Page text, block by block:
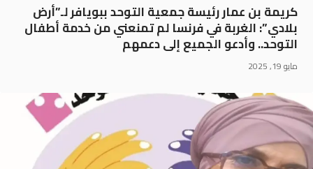
كريمة بن عمار رئيسة جمعية التوحد ببويافر لـ”أرض
بلادي”: الغربة في فرنسا لم تمنعني من خدمة أطفال
التوحد.. وأدعو الجميع إلى دعمهم
مايو 19, 2025